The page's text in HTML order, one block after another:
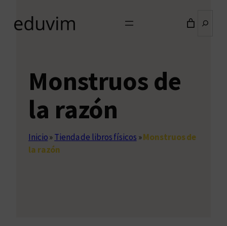
Monstruos de
la razón
Inicio»Tienda de libros físicos »Monstruos de
la razón